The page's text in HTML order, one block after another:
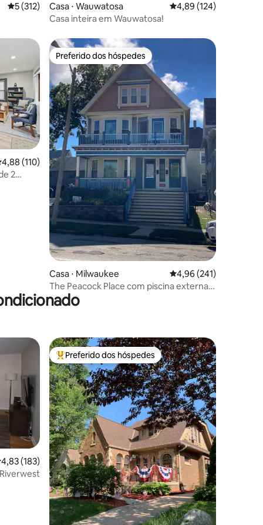
5 de uma avaliação média de 5, 312 avaliações
5 (312)
Casa ⋅ Wauwatosa 4,89 de uma avaliação
4,89 (124)
Casa inteira em Wauwatosa!
de uma avaliação média de 5, 110 avaliações
4,88 (110)
2
Preferido dos hóspedes
Preferido dos hóspedes
Casa ⋅ Milwaukee 4,96 de uma avaliação
4,96 (241)
The Peacock Place com piscina externa
sazonal compartilhada
de uma avaliação média de 5, 183 avaliações
4,83 (183)
Entre os melhores preferidos dos hóspedes
Preferido dos hóspedes